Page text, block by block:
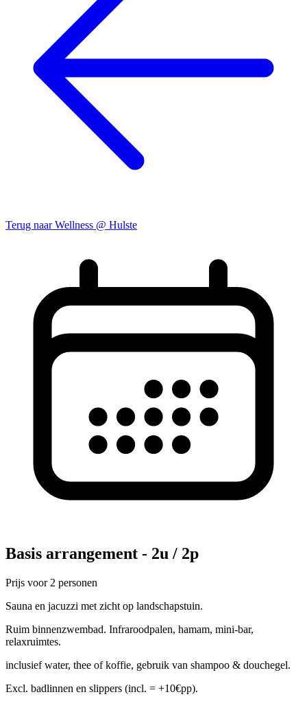
Terug naar Wellness @ Hulste
Basis arrangement - 2u / 2p
Prijs voor 2 personen
Sauna en jacuzzi met zicht op landschapstuin.
Ruim binnenzwembad. Infraroodpalen, hamam, mini-bar,
relaxruimtes.
inclusief water, thee of koffie, gebruik van shampoo & douchegel.
Excl. badlinnen en slippers (incl. = +10€pp).